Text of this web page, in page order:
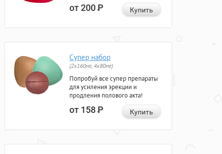
от 200Р Купить
Супер набор
(2х160мг, 4х80мг)
Попробуй все супер препараты
для усиления эрекции и
продления полового акта!
от 158Р Купить